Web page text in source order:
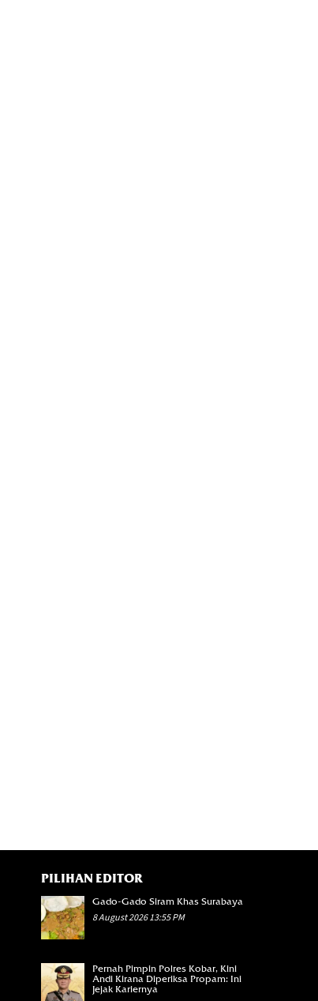
PILIHAN EDITOR
Gado-Gado Siram Khas Surabaya
8 August 2026 13:55 PM
Pernah Pimpin Polres Kobar, Kini
Andi Kirana Diperiksa Propam: Ini
Jejak Kariernya